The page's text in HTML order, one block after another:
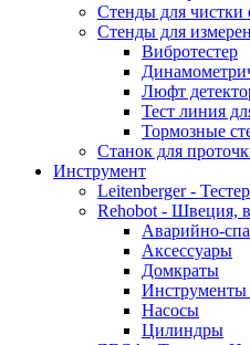
Стенды для чистки
Стенды для
Вибротестер
Люфт
Тест линия
Тормозные
Станок для
Инструмент
Leitenberger -
Rehobot - Швеция,
Аварийно-
Аксессуары
Домкраты
Насосы
Цилиндры